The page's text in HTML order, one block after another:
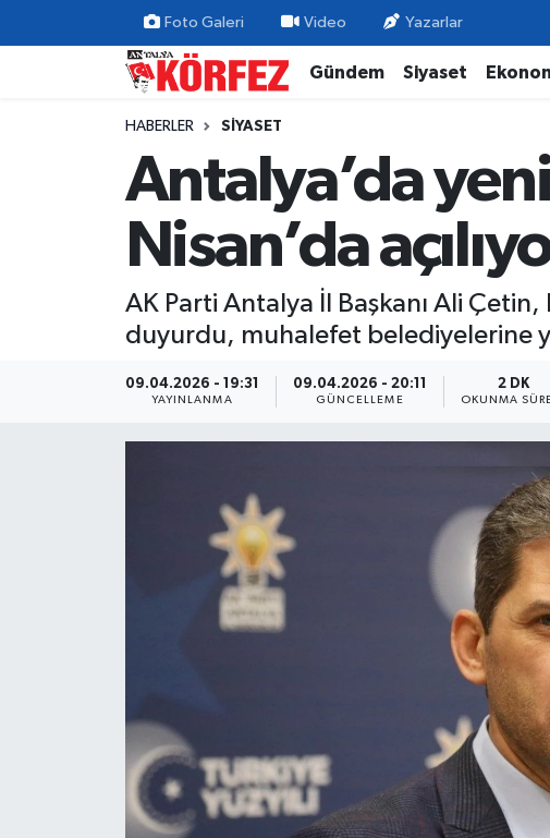
Foto Galeri Video Yazarlar
Gündem Siyaset
HABERLER SIYASET
Antalya’da
Nisan’da
AK Parti Antalya İl Başkanı Ali Çetin,
duyurdu, muhalefet belediyelerine
09.04.2026 - 19:31
YAYINLANMA
09.04.2026 - 20:11
GÜNCELLEME
2 DK
OKUNMA
Gündem
Yerel Yönetim
Kültür ve Sanat
Nöbetçi Eczaneler
Trafik Durumu
Süper Lig Puan Durumu ve Fikstür
Tüm Manşetler